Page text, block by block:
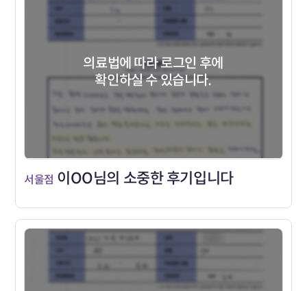
의료법에 따라 로그인 후에
확인하실 수 있습니다.
서울점 이OO님의 소중한 후기입니다